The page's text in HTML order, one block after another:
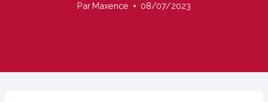
Par Maxence 08/07/2023